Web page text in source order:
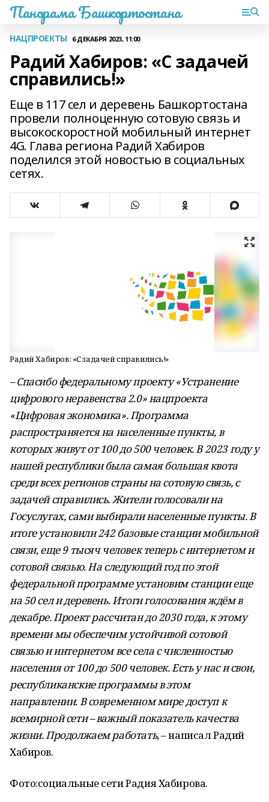
Панорама Башкортостана
НАЦПРОЕКТЫ 6 ДЕКАБРЯ 2023, 11:00
Радий Хабиров: «С задачей
справились!»
Еще в 117 сел и деревень Башкортостана
провели полноценную сотовую связь и
высокоскоростной мобильный интернет
4G. Глава региона Радий Хабиров
поделился этой новостью в социальных
сетях.
Радий Хабиров: «С задачей справились!»
– Спасибо федеральному проекту «Устранение
цифрового неравенства 2.0» нацпроекта
«Цифровая экономика». Программа
распространяется на населенные пункты, в
которых живут от 100 до 500 человек. В 2023 году у
нашей республики была самая большая квота
среди всех регионов страны на сотовую связь, с
задачей справились. Жители голосовали на
Госуслугах, сами выбирали населенные пункты. В
итоге установили 242 базовые станции мобильной
связи, еще 9 тысяч человек теперь с интернетом и
сотовой связью. На следующий год по этой
федеральной программе установим станции еще
на 50 сел и деревень. Итоги голосования ждём в
декабре. Проект рассчитан до 2030 года, к этому
времени мы обеспечим устойчивой сотовой
связью и интернетом все села с численностью
населения от 100 до 500 человек. Есть у нас и свои,
республиканские программы в этом
направлении. В современном мире доступ к
всемирной сети – важный показатель качества
жизни. Продолжаем работать,– написал Радий
Хабиров.
Фото:социальные сети Радия Хабирова.